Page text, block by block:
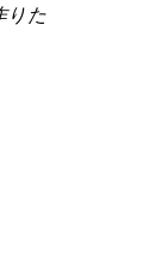
りた